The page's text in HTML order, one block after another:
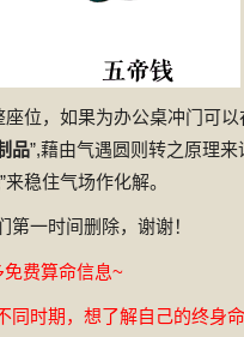
座位，如果为办公桌冲门可以
品”,藉由气遇圆则转之原理来
”来稳住气场作化解。
一时间删除，谢谢！
费算命信息~
同时期，想了解自己的终身